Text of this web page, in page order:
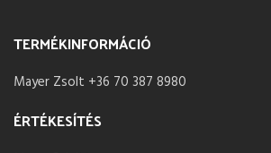
TERMÉKINFORMÁCIÓ
Mayer Zsolt +36 70 387 8980
ÉRTÉKESÍTÉS